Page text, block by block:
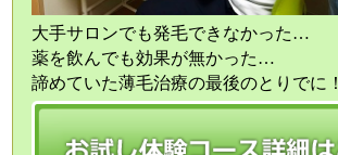
大手サロンでも発毛できなかった…
薬を飲んでも効果が無かった…
諦めていた薄毛治療の最後のとりでに！